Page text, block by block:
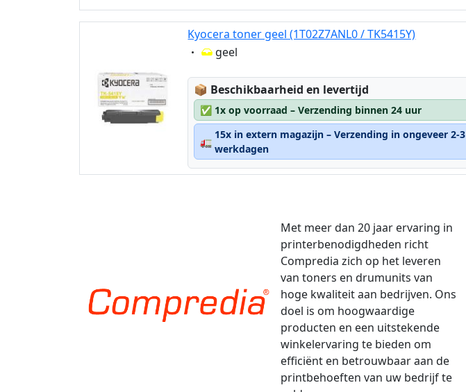
Kyocera toner geel (1T02Z7ANL0 / TK5415Y)
Eigenschaft:
geel
📦 Lagerstatus:
Beschikbaarheid en levertijd
✅ 1x op voorraad – Verzending binnen 24 uur
🚛
15x in extern magazijn – Verzending in ongeveer 2-3
werkdagen
Met meer dan 20 jaar ervaring in
printerbenodigdheden richt
Compredia zich op het leveren
van toners en drumunits van
hoge kwaliteit aan bedrijven. Ons
doel is om hoogwaardige
producten en een uitstekende
winkelervaring te bieden om
efficiënt en betrouwbaar aan de
printbehoeften van uw bedrijf te